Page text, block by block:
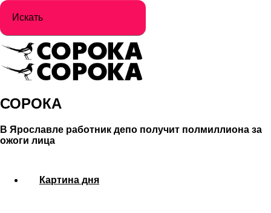
СОРОКА
В Ярославле работник депо получит полмиллиона за
ожоги лица
Картина дня